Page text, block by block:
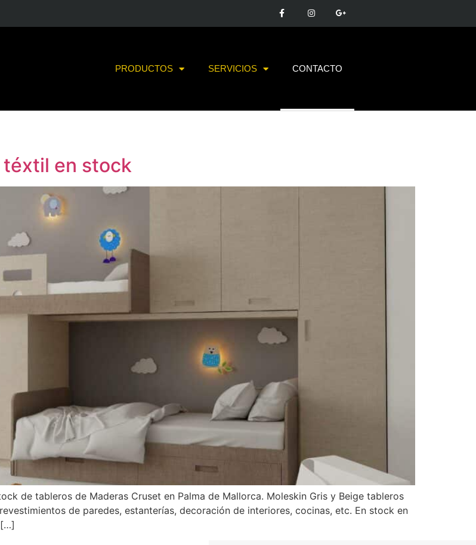
PRODUCTOS SERVICIOS CONTACTO
téxtil en stock
de tableros de Maderas Cruset en Palma de Mallorca. Moleskin Gris y Beige tableros
de paredes, estanterías, decoración de interiores, cocinas, etc. En stock en
[…]